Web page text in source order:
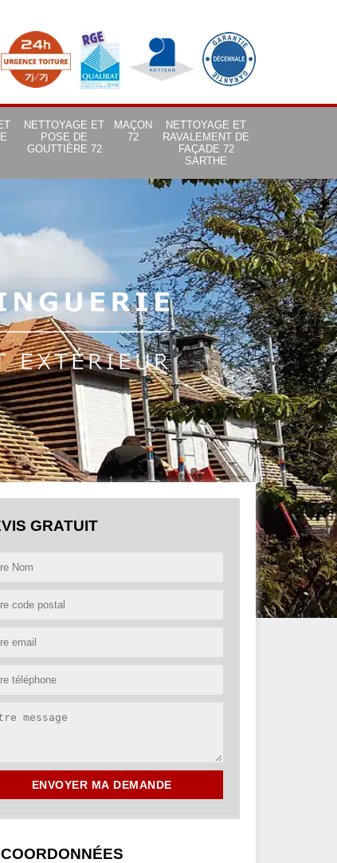
NETTOYAGE ET
POSE DE
GOUTTIÈRE 72
MAÇON
72
NETTOYAGE ET
RAVALEMENT DE
FAÇADE 72
SARTHE
GRATUIT